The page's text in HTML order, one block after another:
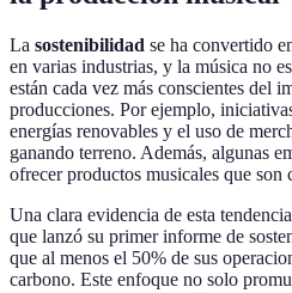
La sostenibilidad se ha convertido
en varias industrias, y la música no
están cada vez más conscientes del
producciones. Por ejemplo,
energías renovables y el uso de
ganando terreno. Además, algunas
ofrecer productos musicales que son
Una clara evidencia de esta
que lanzó su primer informe de
que al menos el 50% de sus
carbono. Este enfoque no solo